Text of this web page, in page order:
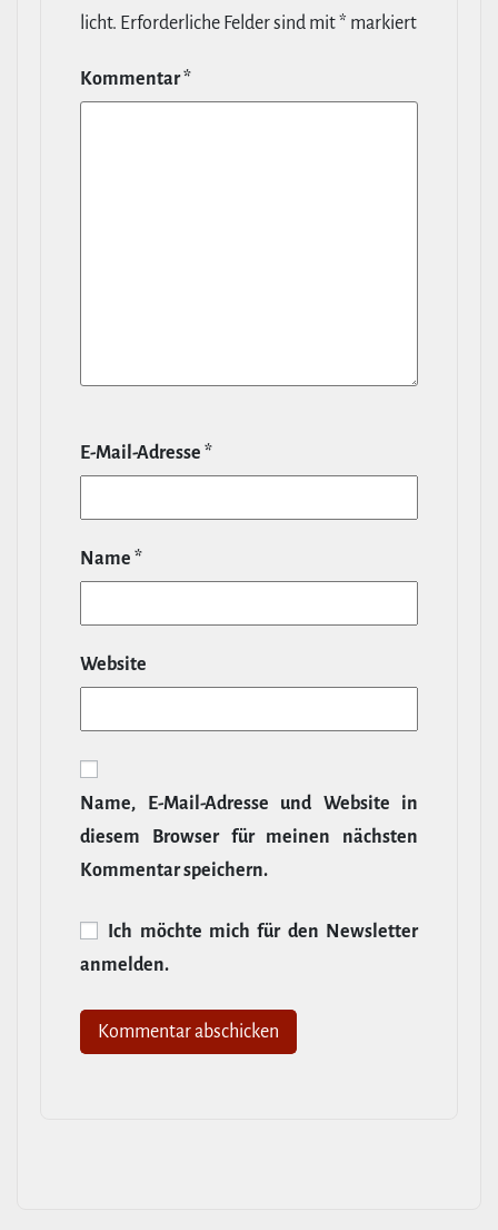
licht. Erfor­der­liche Felder sind mit* markiert
Kommentar*
E‑Mail-​Adresse *
Name *
Website
Name, E‑Mail-​Adresse und Website in
diesem Browser für meinen nächsten
Kommentar speichern.
Ich möchte mich für den News­letter
anmelden.